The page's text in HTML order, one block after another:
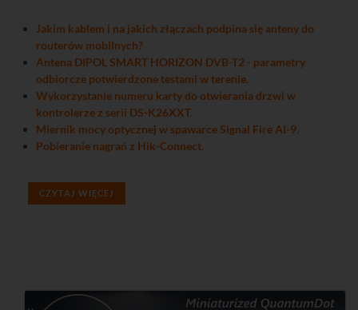
Jakim kablem i na jakich złączach podpina się anteny do
routerów mobilnych?
Antena DIPOL SMART HORIZON DVB-T2 - parametry
odbiorcze potwierdzone testami w terenie.
Wykorzystanie numeru karty do otwierania drzwi w
kontrolerze z serii DS-K26XXT.
Miernik mocy optycznej w spawarce Signal Fire AI-9.
Pobieranie nagrań z Hik-Connect.
CZYTAJ WIĘCEJ